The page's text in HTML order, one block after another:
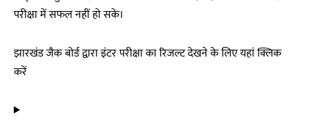
परीक्षा में सफल नहीं हो सके।
झारखंड जैक बोर्ड द्वारा इंटर परीक्षा का रिजल्ट देखने के लिए यहां क्लिक
करें